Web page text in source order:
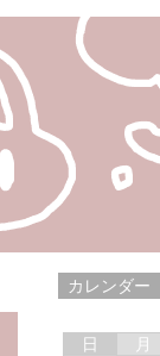
カレンダー
日
月